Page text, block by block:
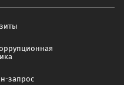
запрос